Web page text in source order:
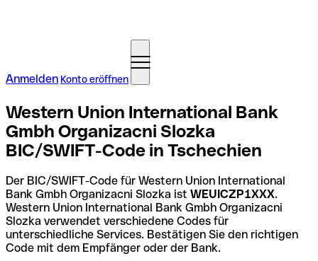
Anmelden Konto eröffnen
Western Union International Bank
Gmbh Organizacni Slozka
BIC/SWIFT-Code in Tschechien
Der BIC/SWIFT-Code für Western Union International
Bank Gmbh Organizacni Slozka ist WEUICZP1XXX.
Western Union International Bank Gmbh Organizacni
Slozka verwendet verschiedene Codes für
unterschiedliche Services. Bestätigen Sie den richtigen
Code mit dem Empfänger oder der Bank.